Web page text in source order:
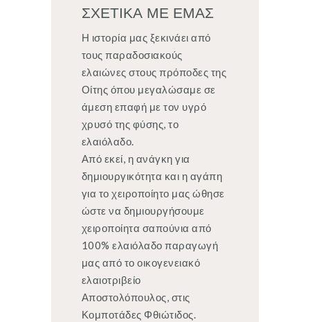
Επικοινωνία
Καλάθι
ΣΧΕΤΙΚΑ ΜΕ ΕΜΑΣ
Η ιστορία μας ξεκινάει από
τους παραδοσιακούς
ελαιώνες στους πρόποδες της
Οίτης όπου μεγαλώσαμε σε
άμεση επαφή με τον υγρό
χρυσό της φύσης, το
ελαιόλαδο.
Από εκεί, η ανάγκη για
δημιουργικότητα και η αγάπη
για το χειροποίητο μας ώθησε
ώστε να δημιουργήσουμε
χειροποίητα σαπούνια από
100% ελαιόλαδο παραγωγή
μας από το οικογενειακό
ελαιοτριβείο
Αποστολόπουλος, στις
Κομποτάδες Φθιώτιδος.